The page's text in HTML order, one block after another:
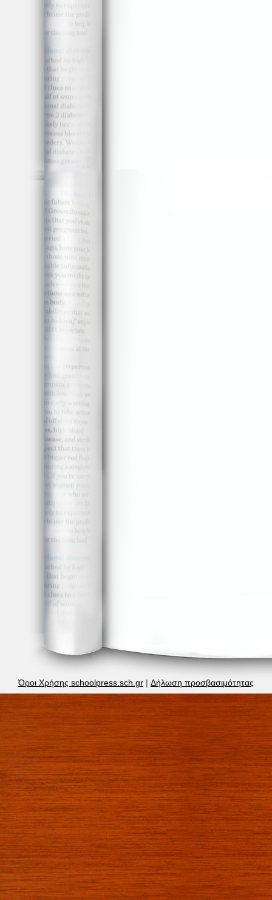
Όροι Χρήσης schoolpress.sch.gr | Δήλωση προσβασιμότητας